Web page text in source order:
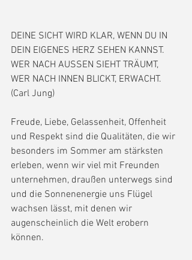
DEINE SICHT WIRD KLAR, WENN DU IN
DEIN EIGENES HERZ SEHEN KANNST.
WER NACH AUSSEN SIEHT TRÄUMT,
WER NACH INNEN BLICKT, ERWACHT.
(Carl Jung)
Freude, Liebe, Gelassenheit, Offenheit
und Respekt sind die Qualitäten, die wir
besonders im Sommer am stärksten
erleben, wenn wir viel mit Freunden
unternehmen, draußen unterwegs sind
und die Sonnenenergie uns Flügel
wachsen lässt, mit denen wir
augenscheinlich die Welt erobern
können.